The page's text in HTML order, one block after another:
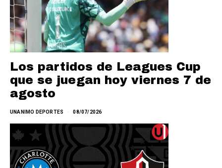
Los partidos de Leagues Cup
que se juegan hoy viernes 7 de
agosto
UNANIMO DEPORTES 08/07/2026